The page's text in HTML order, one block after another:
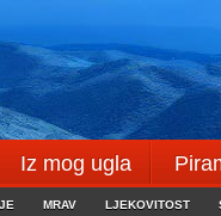
Iz mog ugla
MRAV LJEKOVITOST